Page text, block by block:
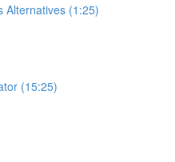
Alternatives (1:25)
(15:25)